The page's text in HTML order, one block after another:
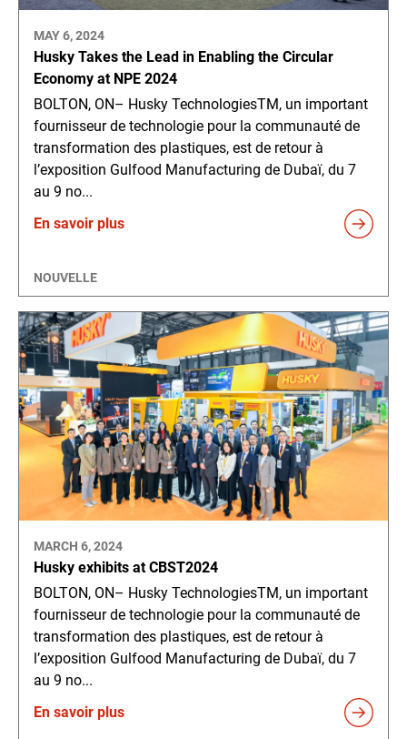
MAY 6, 2024
Husky Takes the Lead in Enabling the Circular
Economy at NPE 2024
BOLTON, ON– Husky TechnologiesTM, un important
fournisseur de technologie pour la communauté de
transformation des plastiques, est de retour à
l’exposition Gulfood Manufacturing de Dubaï, du 7
au 9 no...
En savoir plus
NOUVELLE
MARCH 6, 2024
Husky exhibits at CBST2024
BOLTON, ON– Husky TechnologiesTM, un important
fournisseur de technologie pour la communauté de
transformation des plastiques, est de retour à
l’exposition Gulfood Manufacturing de Dubaï, du 7
au 9 no...
En savoir plus